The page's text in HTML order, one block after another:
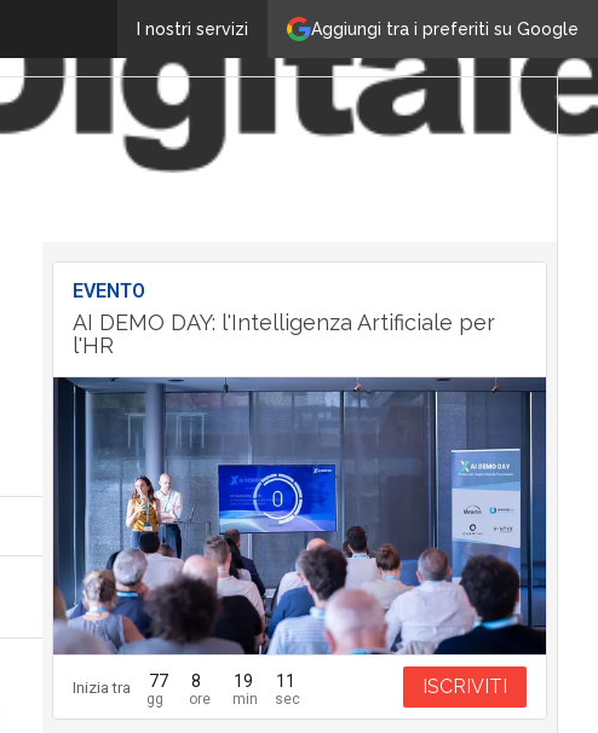
Aggiungi tra i preferiti su Google
I nostri servizi
EVENTO
AI DEMO DAY: l'Intelligenza Artificiale per
l'HR
Inizia tra 77 8 19 10 ISCRIVITI